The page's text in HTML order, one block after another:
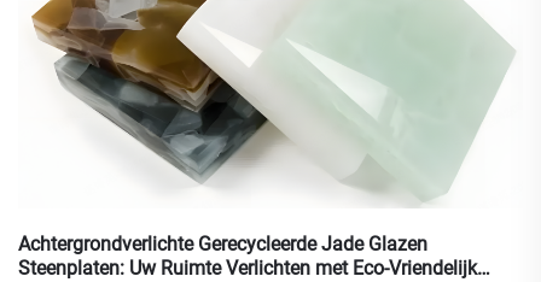
Achtergrondverlichte Gerecycleerde Jade Glazen
Steenplaten: Uw Ruimte Verlichten met Eco-Vriendelijke